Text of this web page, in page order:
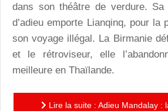
dans son théâtre de verdure.
d’adieu emporte Lianqinq, pour la
son voyage illégal. La Birmanie
et le rétroviseur, elle
meilleure en Thaïlande.
Lire la suite : Adieu Mandalay :